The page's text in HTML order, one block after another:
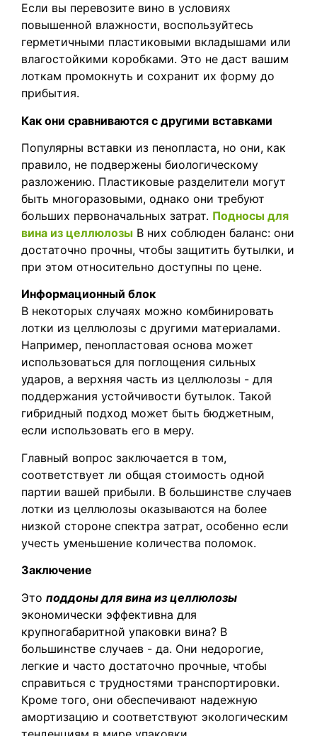
Если вы перевозите вино в условиях
повышенной влажности, воспользуйтесь
герметичными пластиковыми вкладышами или
влагостойкими коробками. Это не даст вашим
лоткам промокнуть и сохранит их форму до
прибытия.
Как они сравниваются с другими вставками
Популярны вставки из пенопласта, но они, как
правило, не подвержены биологическому
разложению. Пластиковые разделители могут
быть многоразовыми, однако они требуют
больших первоначальных затрат. Подносы для
вина из целлюлозы В них соблюден баланс: они
достаточно прочны, чтобы защитить бутылки, и
при этом относительно доступны по цене.
Информационный блок
В некоторых случаях можно комбинировать
лотки из целлюлозы с другими материалами.
Например, пенопластовая основа может
использоваться для поглощения сильных
ударов, а верхняя часть из целлюлозы - для
поддержания устойчивости бутылок. Такой
гибридный подход может быть бюджетным,
если использовать его в меру.
Главный вопрос заключается в том,
соответствует ли общая стоимость одной
партии вашей прибыли. В большинстве случаев
лотки из целлюлозы оказываются на более
низкой стороне спектра затрат, особенно если
учесть уменьшение количества поломок.
Заключение
Это поддоны для вина из целлюлозы
экономически эффективна для
крупногабаритной упаковки вина? В
большинстве случаев - да. Они недорогие,
легкие и часто достаточно прочные, чтобы
справиться с трудностями транспортировки.
Кроме того, они обеспечивают надежную
амортизацию и соответствуют экологическим